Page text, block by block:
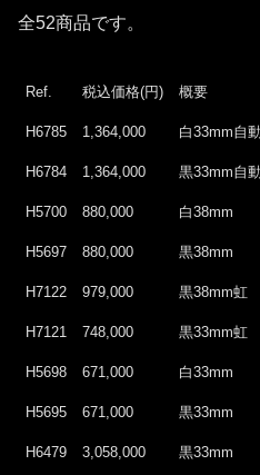
全52商品です。
Ref. 税込価格(円) 概要
H6785 1,364,000 白33mm自
H6784 1,364,000 黒33mm自
H5700 880,000 白38mm
H5697 880,000 黒38mm
H7122 979,000 黒38mm虹
H7121 748,000 黒33mm虹
H5698 671,000 白33mm
H5695 671,000 黒33mm
H6479 3,058,000 黒33mm